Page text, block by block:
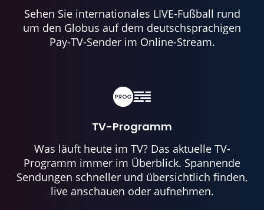
Sehen Sie internationales LIVE-Fußball rund
um den Globus auf dem deutschsprachigen
Pay-TV-Sender im Online-Stream.
TV-Programm
Was läuft heute im TV? Das aktuelle TV-
Programm immer im Überblick. Spannende
Sendungen schneller und übersichtlich finden,
live anschauen oder aufnehmen.